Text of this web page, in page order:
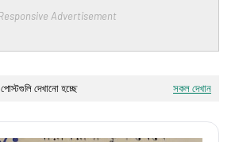
Advertisement
দেখানো হচ্ছে সকল দেখান